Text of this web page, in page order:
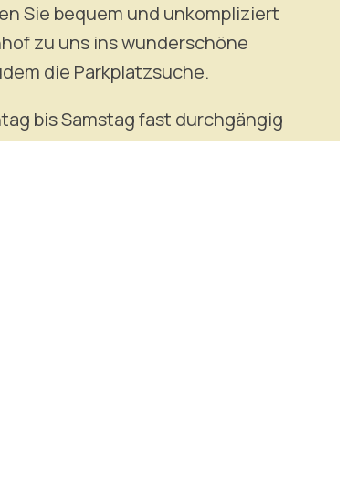
Sie bequem und unkompliziert
zu uns ins wunderschöne
die Parkplatzsuche.
bis Samstag fast durchgängig
Haltestelle „Bahnhof Dornbirn“